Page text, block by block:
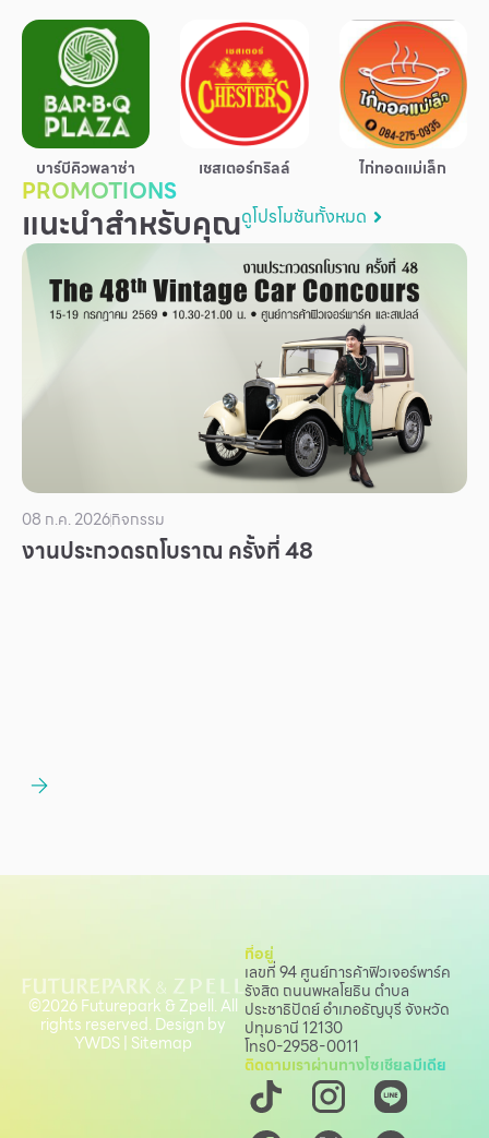
ข้อเสนอพิเศษ
สำหรับนักท่องเที่ยว
มีอะไรใหม่
แผนผังร้านค้า
บริการ
เพื่อสังคม
ฟิวเจอร์ซิตี้
ร่วมงานกับเรา
สมัครงาน
สิทธิประโยชน์ที่ฟิวเจอร์พาร์ค
บาร์บีคิวพลาซ่า เชสเตอร์กริลล์ ไก่ทอดแม่เล็ก
PROMOTIONS
แนะนำสำหรับคุณดูโปรโมชันทั้งหมด
08 ก.ค. 2026กิจกรรม
งานประกวดรถโบราณ ครั้งที่ 48
ที่อยู่
เลขที่ 94 ศูนย์การค้าฟิวเจอร์พาร์ค
รังสิต ถนนพหลโยธิน ตำบล
ประชาธิปัตย์ อำเภอธัญบุรี จังหวัด
ปทุมธานี 12130
โทร0-2958-0011
ติดตามเราผ่านทางโซเชียลมีเดีย
©2026 Futurepark & Zpell. All
rights reserved. Design by
YWDS| Sitemap